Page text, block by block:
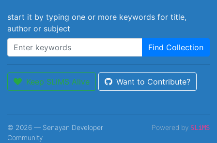
start it by typing one or more keywords for title,
author or subject
Find Collection
Keep SLiMS Alive Want to Contribute?
© 2026 — Senayan Developer
Community
Powered by SLiMS